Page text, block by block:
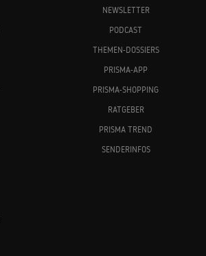
NEWSLETTER
PODCAST
THEMEN-DOSSIERS
PRISMA-APP
PRISMA-SHOPPING
RATGEBER
PRISMA TREND
SENDERINFOS